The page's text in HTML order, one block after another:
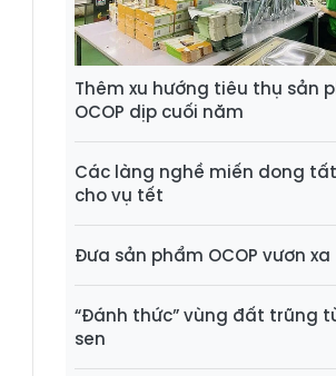
Thêm xu hướng tiêu thụ sản
OCOP dịp cuối năm
Các làng nghề miến dong
cho vụ tết
Đưa sản phẩm OCOP vươn xa
“Đánh thức” vùng đất trũng
sen